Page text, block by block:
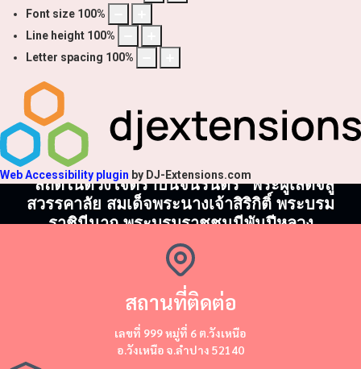
Font size 100%
Line height 100%
Letter spacing 100%
Web Accessibility plugin by DJ-Extensions.com
"สถิตในดวงใจตราบนิจนิรันดร์" พระผู้เสด็จสู่
สวรรคาลัย สมเด็จพระนางเจ้าสิริกิติ์ พระบรม
ราชินีนาถ พระบรมราชชนนีพันปีหลวง
สถานที่ติดต่อ
​​เลขที่ 999 หมู่ที่ 6 ต.วังเหนือ
อ.วังเหนือ จ.ลำปาง 52140